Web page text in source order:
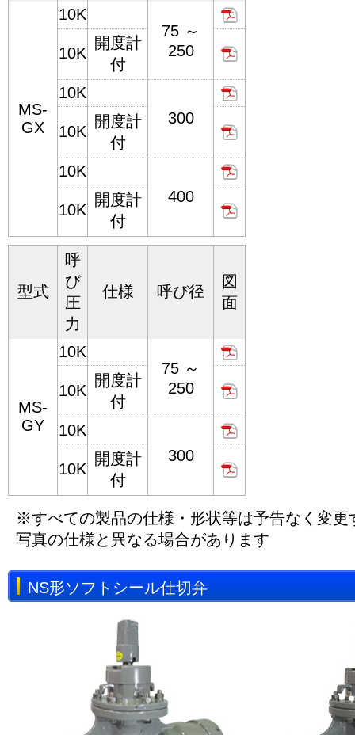
MS-
GX
10K
75 ～
250
10K
開度計
付
10K
300
10K
開度計
付
10K
400
10K
開度計
付
型式
呼
び
圧
力
仕様 呼び径
図
面
MS-
GY
10K
75 ～
250
10K
開度計
付
10K
300
10K
開度計
付
※すべての製品の仕様・形状等は予告なく変更
写真の仕様と異なる場合があります
NS形ソフトシール仕切弁